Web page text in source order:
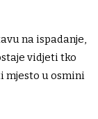
na ispadanje,
vidjeti tko
mjesto u osmini